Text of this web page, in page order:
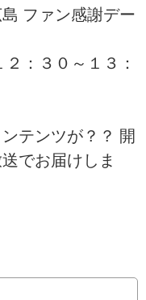
ファン感謝デー
：３０～１３：
テンツが？？ 開
でお届けしま